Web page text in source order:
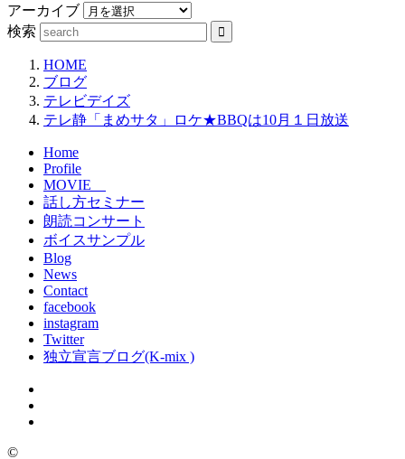
アーカイブ
検索
HOME
ブログ
テレビデイズ
テレ静「まめサタ」ロケ★BBQは10月１日放送
Home
Profile
MOVIE
話し方セミナー
朗読コンサート
ボイスサンプル
Blog
News
Contact
facebook
instagram
Twitter
独立宣言ブログ(K-mix )
©